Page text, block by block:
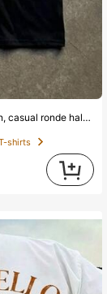
patroon - geschikt voor alle seizoenen, katoenen T-shirt
shirts